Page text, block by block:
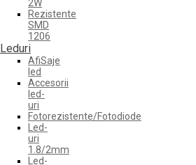
2W
Rezistente
SMD
1206
Leduri
AfiSaje
led
Accesorii
led-
uri
Fotorezistente/Fotodiode
Led-
uri
1.8/2mm
Led-